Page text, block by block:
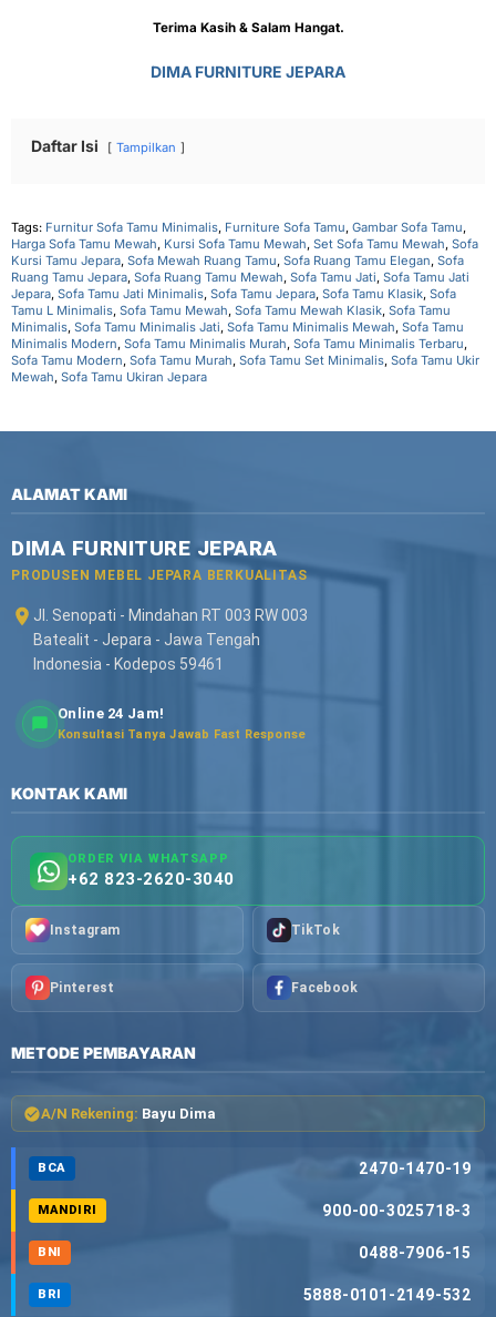
Terima Kasih & Salam Hangat.
DIMA FURNITURE JEPARA
Daftar Isi Tampilkan
Tags: Furnitur Sofa Tamu Minimalis, Furniture Sofa Tamu, Gambar Sofa Tamu,
Harga Sofa Tamu Mewah, Kursi Sofa Tamu Mewah, Set Sofa Tamu Mewah, Sofa
Kursi Tamu Jepara, Sofa Mewah Ruang Tamu, Sofa Ruang Tamu Elegan, Sofa
Ruang Tamu Jepara, Sofa Ruang Tamu Mewah, Sofa Tamu Jati, Sofa Tamu Jati
Jepara, Sofa Tamu Jati Minimalis, Sofa Tamu Jepara, Sofa Tamu Klasik, Sofa
Tamu L Minimalis, Sofa Tamu Mewah, Sofa Tamu Mewah Klasik, Sofa Tamu
Minimalis, Sofa Tamu Minimalis Jati, Sofa Tamu Minimalis Mewah, Sofa Tamu
Minimalis Modern, Sofa Tamu Minimalis Murah, Sofa Tamu Minimalis Terbaru,
Sofa Tamu Modern, Sofa Tamu Murah, Sofa Tamu Set Minimalis, Sofa Tamu Ukir
Mewah, Sofa Tamu Ukiran Jepara
ALAMAT KAMI
DIMA FURNITURE JEPARA
PRODUSEN MEBEL JEPARA BERKUALITAS
Jl. Senopati - Mindahan RT 003 RW 003
Batealit - Jepara - Jawa Tengah
Indonesia - Kodepos 59461
Online 24 Jam!
Konsultasi Tanya Jawab Fast Response
KONTAK KAMI
ORDER VIA WHATSAPP
+62 823-2620-3040
Instagram TikTok
Pinterest Facebook
METODE PEMBAYARAN
A/N Rekening: Bayu Dima
BCA 2470-1470-19
MANDIRI 900-00-3025718-3
BNI 0488-7906-15
BRI 5888-0101-2149-532